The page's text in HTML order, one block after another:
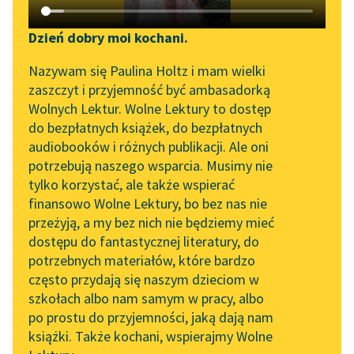
Katalog DAISY
Podkasty o książkach
Zgłoś brak utworu
Aktualności
„Prokurator Alicja Horn”
do słuchania
Byliśmy częścią AI Impact
Lab
Zapraszamy na spotkanie
online z tłumaczkami
literatury skandynawskiej
Spotkanie z Katarzyną
Tunkiel w Oslo
102. lata temu zmarł
Joseph Conrad
Narzędzia
Mapa Wolnych Lektur
Leśmianator
Przewodnik dla piszących i
czytających
API
OAI-PMH
Widget Wolnych Lektur
Przypisy
Dzień dobry moi kochani.
Nazywam się Paulina Holtz i mam wielki
zaszczyt i przyjemność być ambasadorką
Wolnych Lektur. Wolne Lektury to dostęp
do bezpłatnych książek, do bezpłatnych
audiobooków i różnych publikacji. Ale oni
potrzebują naszego wsparcia. Musimy nie
tylko korzystać, ale także wspierać
finansowo Wolne Lektury, bo bez nas nie
przeżyją, a my bez nich nie będziemy mieć
dostępu do fantastycznej literatury, do
potrzebnych materiałów, które bardzo
często przydają się naszym dzieciom w
szkołach albo nam samym w pracy, albo
po prostu do przyjemności, jaką dają nam
książki. Także kochani, wspierajmy Wolne
Urke Nachalnik
— Tak!… Tak!… Masz
rację, mówiąc, że
jestem podły. Ona
nie… Tylko ja… Całe
życie starałem...
Czytaj więcej
Urke Nachalnik
Rozpruwacze